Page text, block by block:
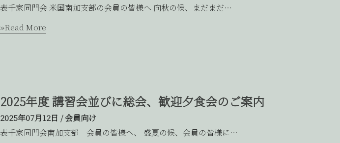
表千家同門会 米国南加支部の会員の皆様へ 向秋の候、まだまだ…
»Read More
2025年度 講習会並びに総会、歓迎夕食会のご案内
2025年07月12日 /会員向け
表千家同門会南加支部 会員の皆様へ、 盛夏の候、会員の皆様に…